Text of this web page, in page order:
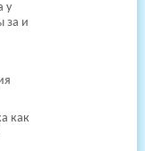
у
за и
как